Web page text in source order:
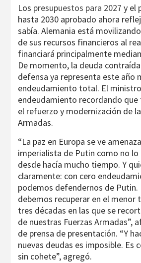
Los presupuestos para 2027 y el
hasta 2030 aprobado ahora
sabía. Alemania está
de sus recursos financieros al
financiará principalmente
De momento, la deuda
defensa ya representa este año
endeudamiento total. El
endeudamiento recordando que
el refuerzo y modernización de
Armadas.
“La paz en Europa se ve
imperialista de Putin como no lo
desde hacía mucho tiempo. Y
claramente: con cero
podemos defendernos de Putin.
debemos recuperar en el menor
tres décadas en las que se
de nuestras Fuerzas Armadas”,
de prensa de presentación. “Y
nuevas deudas es imposible. Es
sin cohete”, agregó.